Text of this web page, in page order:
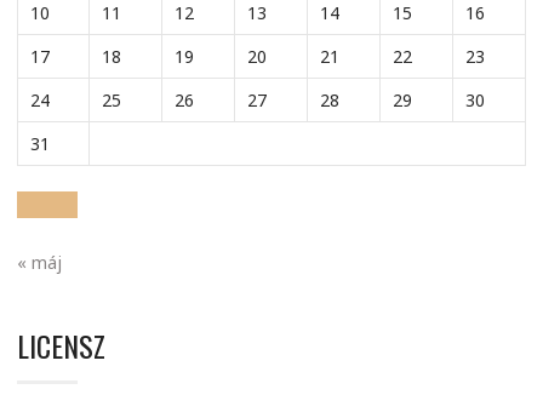
10
11 12 13 14 15
16
17
18 19 20 21 22
23
24
25 26 27 28 29
30
31
« máj
LICENSZ